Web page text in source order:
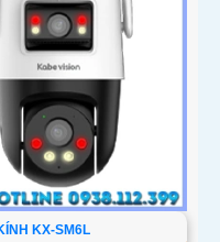
KX-SM6L